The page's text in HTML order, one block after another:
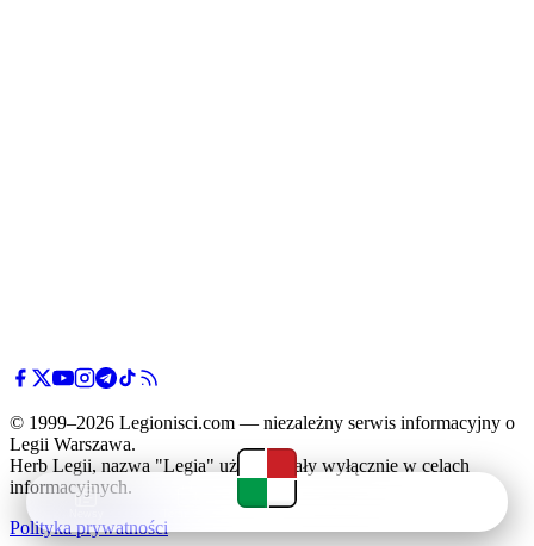
© 1999–2026 Legionisci.com — niezależny serwis informacyjny o
Legii Warszawa.
Herb Legii, nazwa "Legia" użyte zostały wyłącznie w celach
informacyjnych.
Polityka prywatności